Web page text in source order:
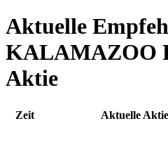
Aktuelle
KALAMAZOO
Aktie
Zeit Aktuelle